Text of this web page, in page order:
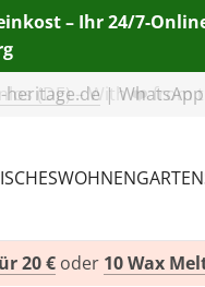
– Ihr 24/7-
heritage.de|
WOHNENGARTEN
20 € oder 10 Wax